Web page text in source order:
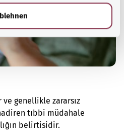
ve genellikle zararsız
tıbbi müdahale
belirtisidir.